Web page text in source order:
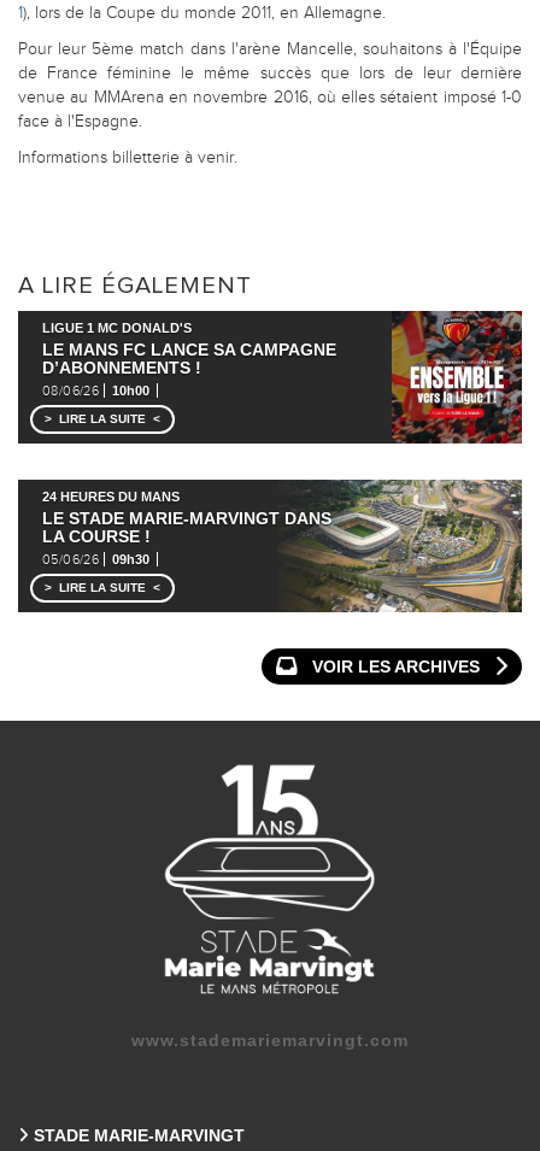
1), lors de la Coupe du monde 2011, en Allemagne.
Pour leur 5ème match dans l'arène Mancelle, souhaitons à l'Équipe
de France féminine le même succès que lors de leur dernière
venue au MMArena en novembre 2016, où elles sétaient imposé 1-0
face à l'Espagne.
Informations billetterie à venir.
A LIRE ÉGALEMENT
LIGUE 1 MC DONALD'S
LE MANS FC LANCE SA CAMPAGNE
D’ABONNEMENTS !
08/06/26 10h00
LIRE LA SUITE
24 HEURES DU MANS
LE STADE MARIE-MARVINGT DANS
LA COURSE !
05/06/26 09h30
LIRE LA SUITE
VOIR LES ARCHIVES
www.stademariemarvingt.com
STADE MARIE-MARVINGT